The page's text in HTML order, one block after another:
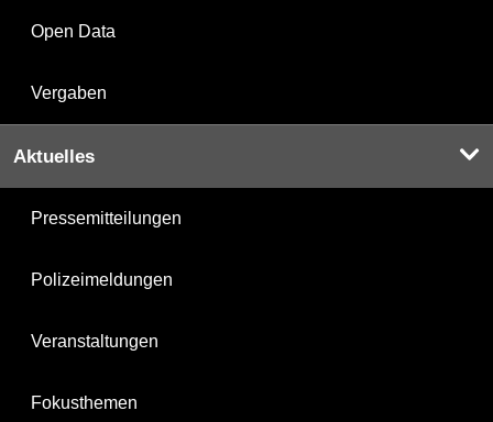
Open Data
Vergaben
Aktuelles
Pressemitteilungen
Polizeimeldungen
Veranstaltungen
Fokusthemen